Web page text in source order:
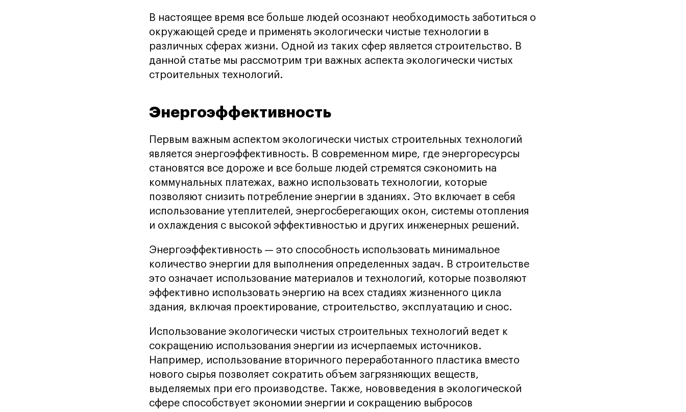
В настоящее время все больше людей осознают необходимость заботиться о
окружающей среде и применять экологически чистые технологии в
различных сферах жизни. Одной из таких сфер является строительство. В
данной статье мы рассмотрим три важных аспекта экологически чистых
строительных технологий.
Энергоэффективность
Первым важным аспектом экологически чистых строительных технологий
является энергоэффективность. В современном мире, где энергоресурсы
становятся все дороже и все больше людей стремятся сэкономить на
коммунальных платежах, важно использовать технологии, которые
позволяют снизить потребление энергии в зданиях. Это включает в себя
использование утеплителей, энергосберегающих окон, системы отопления
и охлаждения с высокой эффективностью и других инженерных решений.
Энергоэффективность — это способность использовать минимальное
количество энергии для выполнения определенных задач. В строительстве
это означает использование материалов и технологий, которые позволяют
эффективно использовать энергию на всех стадиях жизненного цикла
здания, включая проектирование, строительство, эксплуатацию и снос.
Использование экологически чистых строительных технологий ведет к
сокращению использования энергии из исчерпаемых источников.
Например, использование вторичного переработанного пластика вместо
нового сырья позволяет сократить объем загрязняющих веществ,
выделяемых при его производстве. Также, нововведения в экологической
сфере способствует экономии энергии и сокращению выбросов